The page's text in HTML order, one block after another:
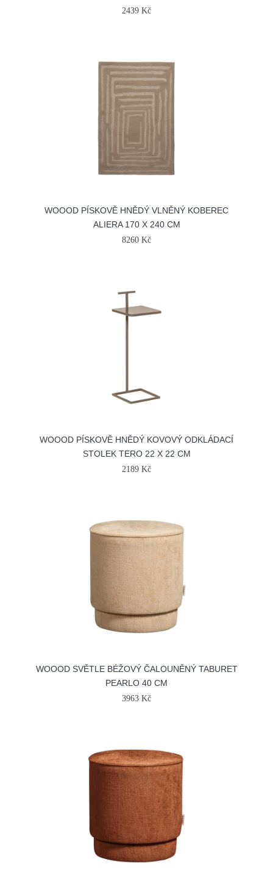
2439 Kč
WOOOD PÍSKOVĚ HNĚDÝ VLNĚNÝ KOBEREC
ALIERA 170 X 240 CM
8260 Kč
WOOOD PÍSKOVĚ HNĚDÝ KOVOVÝ ODKLÁDACÍ
STOLEK TERO 22 X 22 CM
2189 Kč
WOOOD SVĚTLE BÉŽOVÝ ČALOUNĚNÝ TABURET
PEARLO 40 CM
3963 Kč